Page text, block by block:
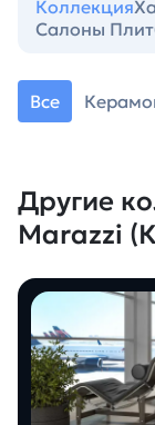
Коллекция
Салоны
Все
Другие
Marazzi